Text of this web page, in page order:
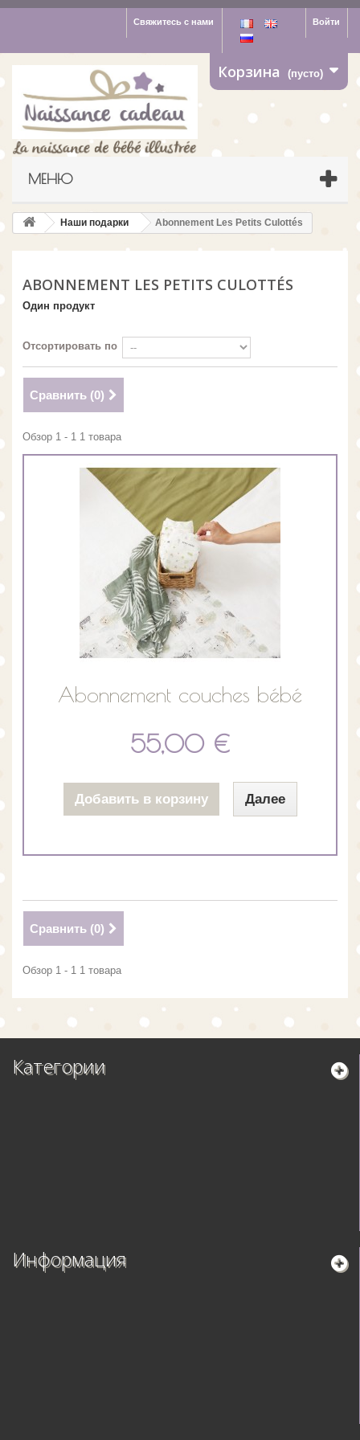
Войти
Свяжитесь с нами
Корзина (пусто)
МЕНЮ
Наши подарки Abonnement Les Petits Culottés
ABONNEMENT LES PETITS CULOTTÉS
Один продукт
Отсортировать по
Сравнить (0)
Обзор 1 - 1 1 товара
Abonnement couches bébé
55,00 €
Добавить в корзину Далее
Сравнить (0)
Обзор 1 - 1 1 товара
Категории
Информация